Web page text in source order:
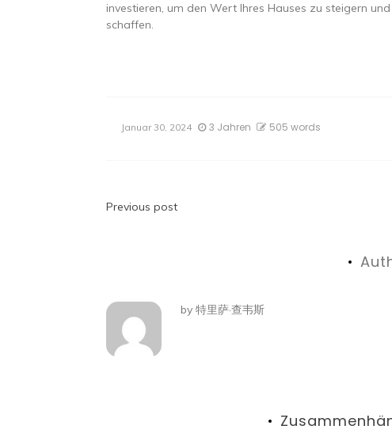
investieren, um den Wert Ihres Hauses zu steigern
schaffen.
Januar 30, 2024 3 Jahren 505 words
Beitragsnavigation
Previous post
by特里萨·查韦斯